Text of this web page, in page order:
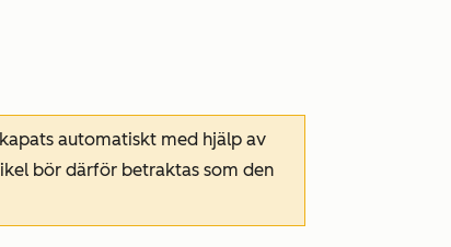
automatiskt med hjälp av
bör därför betraktas som den